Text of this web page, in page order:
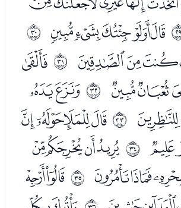
ﮦﮧﮨﮩﮪ ﰝ
ﰞ ﯕ
ﰟ ﯜﯝ
ﰠﯣﯤﯥﯦ
ﰡ ﯫﯬﯭﯮ
ﰢ ﯴﯵ